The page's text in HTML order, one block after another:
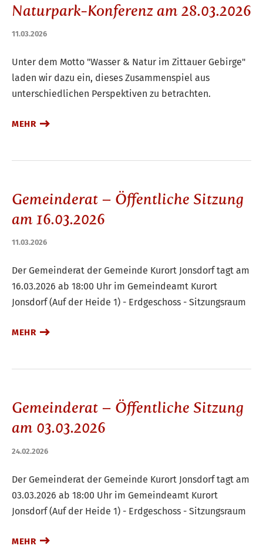
Naturpark-Konferenz am 28.03.2026
11.03.2026
Unter dem Motto "Wasser & Natur im Zittauer Gebirge"
laden wir dazu ein, dieses Zusammenspiel aus
unterschiedlichen Perspektiven zu betrachten.
MEHR
Gemeinderat – Öffentliche Sitzung
am 16.03.2026
11.03.2026
Der Gemeinderat der Gemeinde Kurort Jonsdorf tagt am
16.03.2026 ab 18:00 Uhr im Gemeindeamt Kurort
Jonsdorf (Auf der Heide 1) - Erdgeschoss - Sitzungsraum
MEHR
Gemeinderat – Öffentliche Sitzung
am 03.03.2026
24.02.2026
Der Gemeinderat der Gemeinde Kurort Jonsdorf tagt am
03.03.2026 ab 18:00 Uhr im Gemeindeamt Kurort
Jonsdorf (Auf der Heide 1) - Erdgeschoss - Sitzungsraum
MEHR